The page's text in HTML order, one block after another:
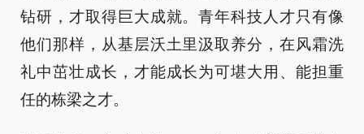
钻研，才取得巨大成就。青年科技人才只有像
他们那样，从基层沃土里汲取养分，在风霜洗
礼中茁壮成长，才能成长为可堪大用、能担重
任的栋梁之才。